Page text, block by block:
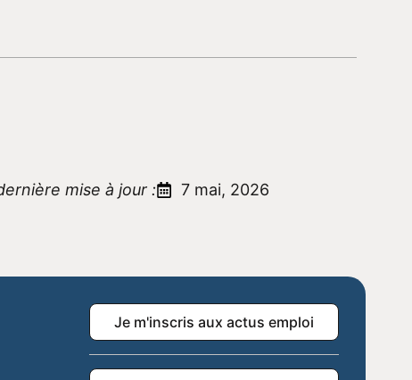
mise à jour : 7 mai, 2026
Je m'inscris aux actus emploi